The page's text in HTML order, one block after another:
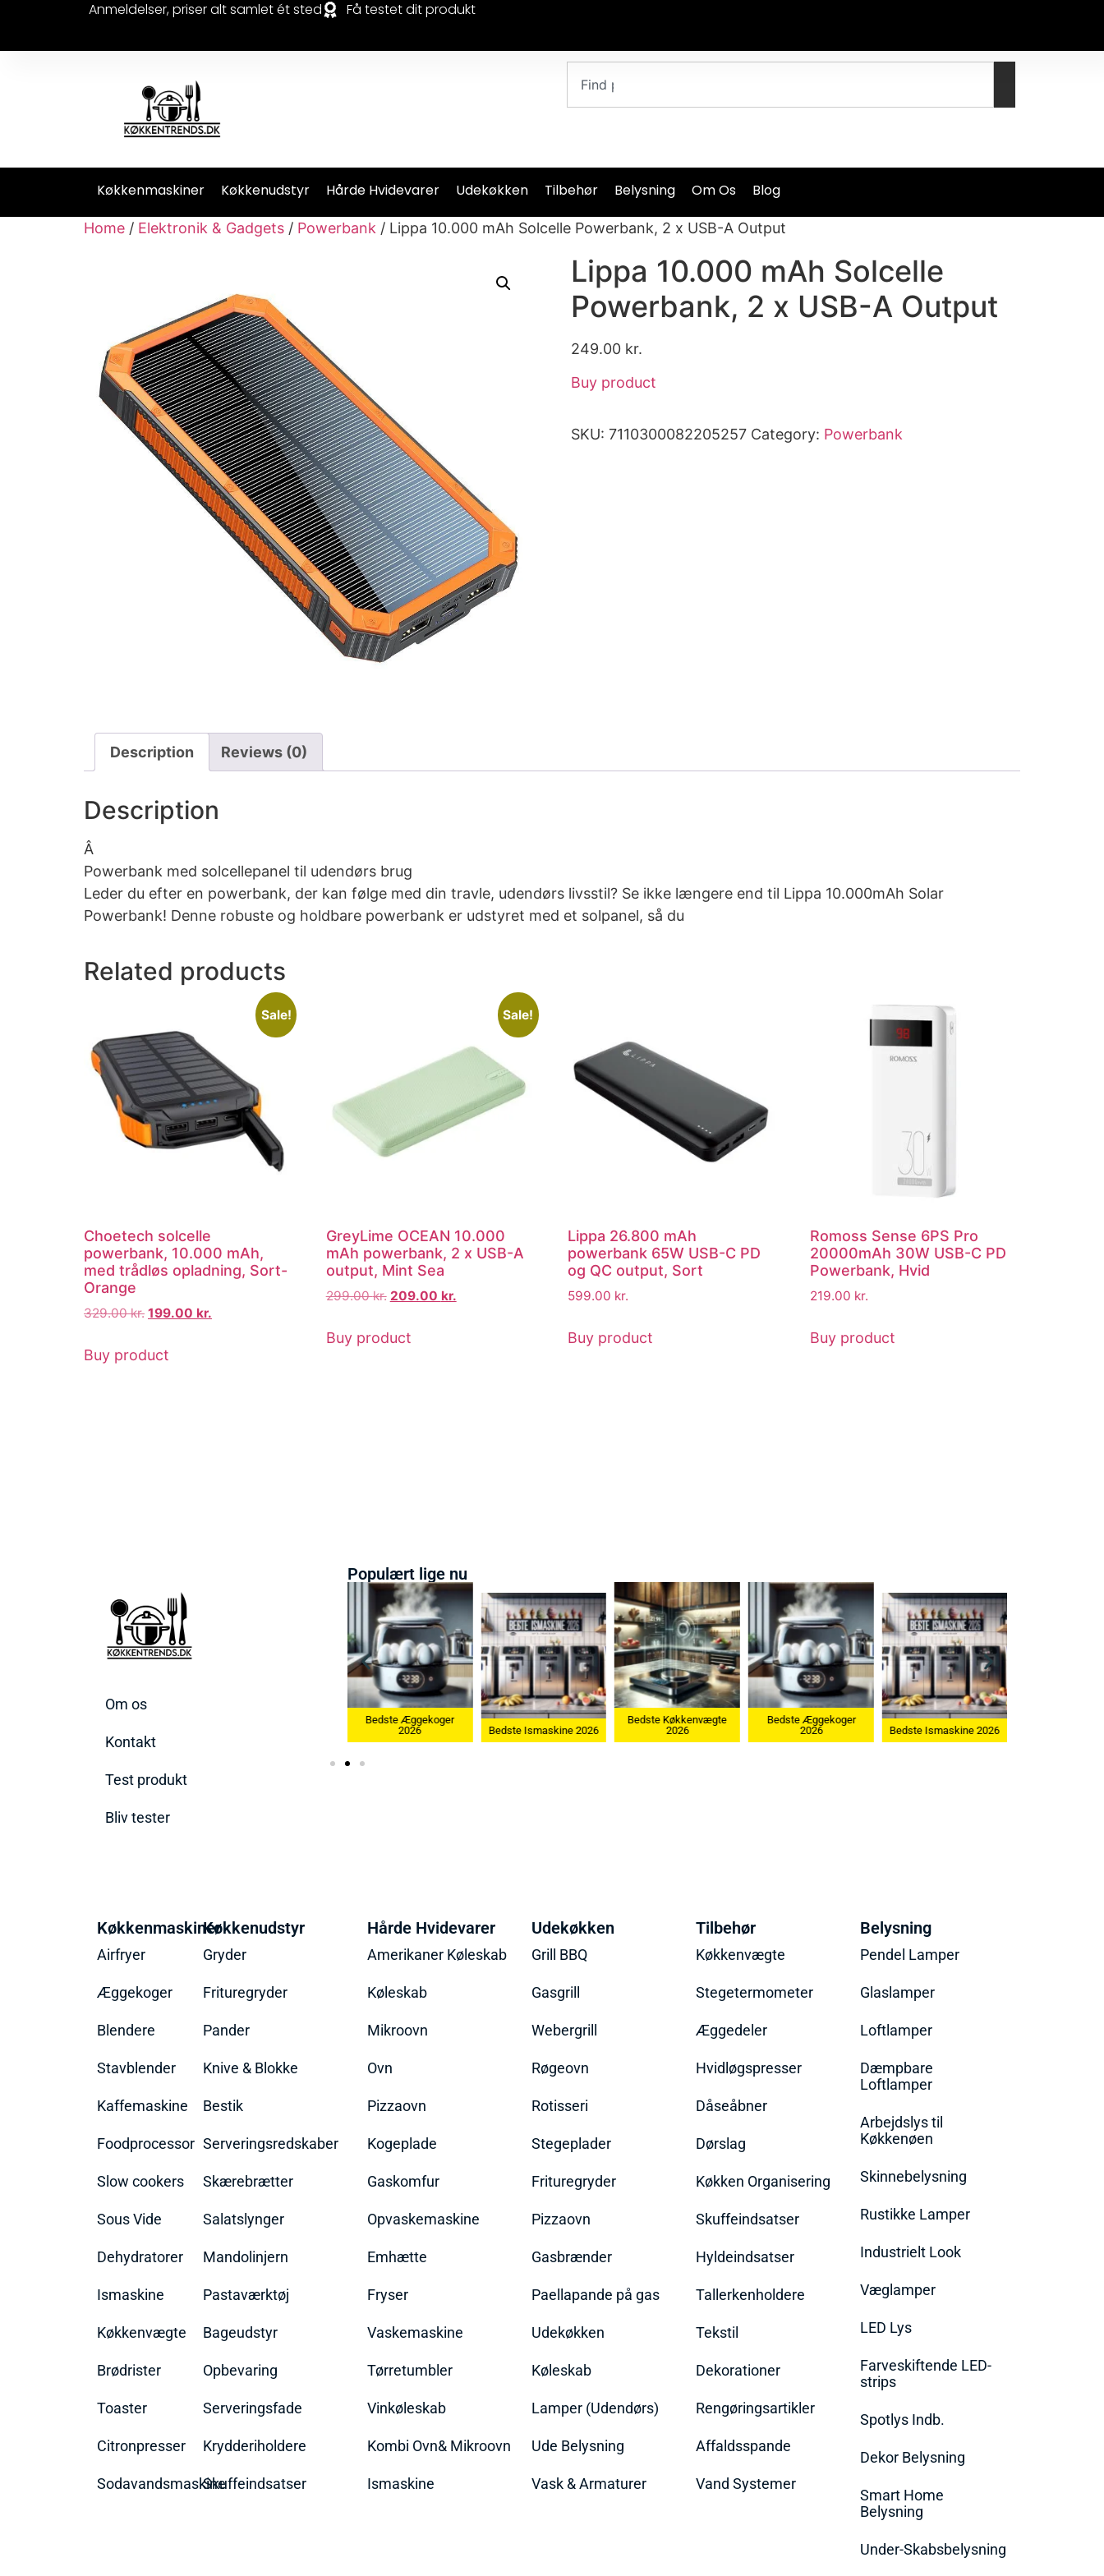
Anmeldelser, priser alt samlet ét sted Få testet dit produkt
Køkkenmaskiner Køkkenudstyr Hårde Hvidevarer Udekøkken Tilbehør Belysning Om Os Blog
Home / Elektronik & Gadgets / Powerbank / Lippa 10.000 mAh Solcelle Powerbank, 2 x USB-A Output
Lippa 10.000 mAh Solcelle
Powerbank, 2 x USB-A Output
249.00 kr.
Buy product
SKU: 7110300082205257 Category: Powerbank
Description Reviews (0)
Description
Â
Powerbank med solcellepanel til udendørs brug
Leder du efter en powerbank, der kan følge med din travle, udendørs livsstil? Se ikke længere end til Lippa 10.000mAh Solar
Powerbank! Denne robuste og holdbare powerbank er udstyret med et solpanel, så du
Related products
Sale!
Choetech solcelle
powerbank, 10.000 mAh,
med trådløs opladning, Sort-
Orange
329.00kr. 199.00 kr.
Buy product
Sale!
GreyLime OCEAN 10.000
mAh powerbank, 2 x USB-A
output, Mint Sea
299.00kr. 209.00 kr.
Buy product
Lippa 26.800 mAh
powerbank 65W USB-C PD
og QC output, Sort
599.00 kr.
Buy product
Romoss Sense 6PS Pro
20000mAh 30W USB-C PD
Powerbank, Hvid
219.00 kr.
Buy product
Om os
Kontakt
Test produkt
Bliv tester
Populært lige nu
Bedste Æggekoger
2026
Bedste Ismaskine 2026
Bedste Køkkenvægte
2026
Bedste Æggekoger
2026
Bedste Ismaskine 2026
Køkkenmaskiner
Airfryer
Æggekoger
Blendere
Stavblender
Kaffemaskine
Foodprocessor
Slow cookers
Sous Vide
Dehydratorer
Ismaskine
Køkkenvægte
Brødrister
Toaster
Citronpresser
Sodavandsmaskine
Køkkenudstyr
Gryder
Frituregryder
Pander
Knive & Blokke
Bestik
Serveringsredskaber
Skærebrætter
Salatslynger
Mandolinjern
Pastaværktøj
Bageudstyr
Opbevaring
Serveringsfade
Krydderiholdere
Skuffeindsatser
Hårde Hvidevarer
Amerikaner Køleskab
Køleskab
Mikroovn
Ovn
Pizzaovn
Kogeplade
Gaskomfur
Opvaskemaskine
Emhætte
Fryser
Vaskemaskine
Tørretumbler
Vinkøleskab
Kombi Ovn& Mikroovn
Ismaskine
Udekøkken
Grill BBQ
Gasgrill
Webergrill
Røgeovn
Rotisseri
Stegeplader
Frituregryder
Pizzaovn
Gasbrænder
Paellapande på gas
Udekøkken
Køleskab
Lamper (Udendørs)
Ude Belysning
Vask & Armaturer
Tilbehør
Køkkenvægte
Stegetermometer
Æggedeler
Hvidløgspresser
Dåseåbner
Dørslag
Køkken Organisering
Skuffeindsatser
Hyldeindsatser
Tallerkenholdere
Tekstil
Dekorationer
Rengøringsartikler
Affaldsspande
Vand Systemer
Belysning
Pendel Lamper
Glaslamper
Loftlamper
Dæmpbare
Loftlamper
Arbejdslys til
Køkkenøen
Skinnebelysning
Rustikke Lamper
Industrielt Look
Væglamper
LED Lys
Farveskiftende LED-
strips
Spotlys Indb.
Dekor Belysning
Smart Home
Belysning
Under-Skabsbelysning